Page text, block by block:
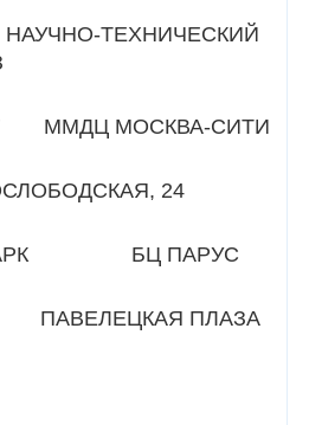
ТЕХНИЧЕСКИЙ
ММДЦ МОСКВА-СИТИ
24
БЦ ПАРУС
ПАВЕЛЕЦКАЯ ПЛАЗА